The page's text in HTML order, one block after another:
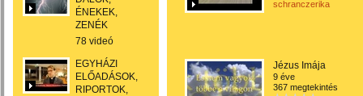
ÉNEKEK,
ZENÉK
78 videó
EGYHÁZI
ELŐADÁSOK,
RIPORTOK,
schranczerika
Jézus Imája
9 éve
367 megtekintés